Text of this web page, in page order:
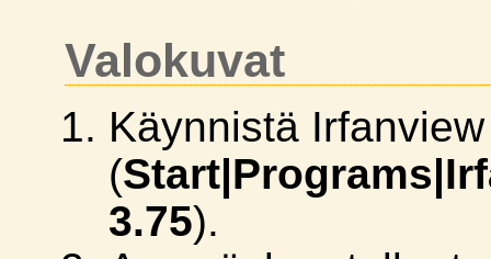
Valokuvat
Käynnistä Irfanview
(
3.75).